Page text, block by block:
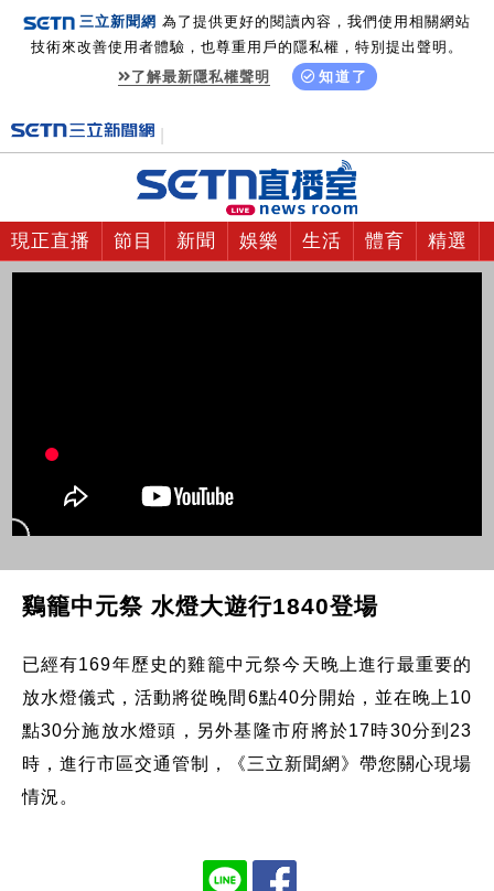
三立新聞網 為了提供更好的閱讀內容，我們使用相關網站
技術來改善使用者體驗，也尊重用戶的隱私權，特別提出聲明。
了解最新隱私權聲明
知道了
現正直播 節目 新聞 娛樂 生活 體育 精選
鷄籠中元祭 水燈大遊行1840登場
已經有169年歷史的雞籠中元祭今天晚上進行最重要的
放水燈儀式，活動將從晚間6點40分開始，並在晚上10
點30分施放水燈頭，另外基隆市府將於17時30分到23
時，進行市區交通管制，《三立新聞網》帶您關心現場
情況。